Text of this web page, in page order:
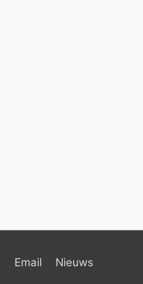
Email Nieuws